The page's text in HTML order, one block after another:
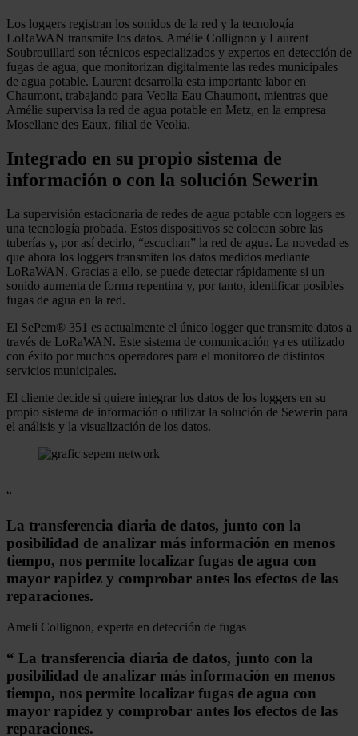
Los loggers registran los sonidos de la red y la tecnología
LoRaWAN transmite los datos. Amélie Collignon y Laurent
Soubrouillard son técnicos especializados y expertos en detección de
fugas de agua, que monitorizan digitalmente las redes municipales
de agua potable. Laurent desarrolla esta importante labor en
Chaumont, trabajando para Veolia Eau Chaumont, mientras que
Amélie supervisa la red de agua potable en Metz, en la empresa
Mosellane des Eaux, filial de Veolia.
Integrado en su propio sistema de
información o con la solución Sewerin
La supervisión estacionaria de redes de agua potable con loggers es
una tecnología probada. Estos dispositivos se colocan sobre las
tuberías y, por así decirlo, “escuchan” la red de agua. La novedad es
que ahora los loggers transmiten los datos medidos mediante
LoRaWAN. Gracias a ello, se puede detectar rápidamente si un
sonido aumenta de forma repentina y, por tanto, identificar posibles
fugas de agua en la red.
El SePem® 351 es actualmente el único logger que transmite datos a
través de LoRaWAN. Este sistema de comunicación ya es utilizado
con éxito por muchos operadores para el monitoreo de distintos
servicios municipales.
El cliente decide si quiere integrar los datos de los loggers en su
propio sistema de información o utilizar la solución de Sewerin para
el análisis y la visualización de los datos.
“
La transferencia diaria de datos, junto con la
posibilidad de analizar más información en menos
tiempo, nos permite localizar fugas de agua con
mayor rapidez y comprobar antes los efectos de las
reparaciones.
Ameli Collignon, experta en detección de fugas
“ La transferencia diaria de datos, junto con la
posibilidad de analizar más información en menos
tiempo, nos permite localizar fugas de agua con
mayor rapidez y comprobar antes los efectos de las
reparaciones.